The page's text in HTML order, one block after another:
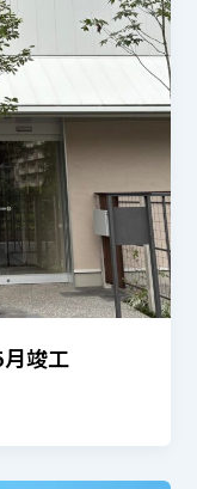
竣工